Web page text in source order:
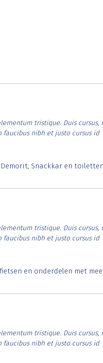
tristique. Duis cursus,
nibh et justo cursus id
Snackkar en
tristique. Duis cursus,
nibh et justo cursus id
en onderdelen met
tristique. Duis cursus,
nibh et justo cursus id